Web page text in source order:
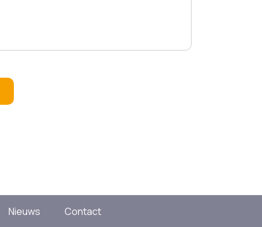
Nieuws Contact